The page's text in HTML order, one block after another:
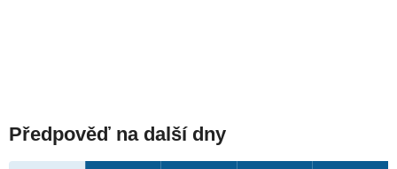
Předpověď na další dny